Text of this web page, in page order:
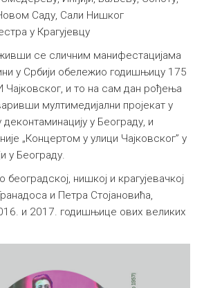
Саду, Сали Нишког
у Крагујевцу
се сличним манифестацијама
у Србији обележио годишњицу 175
Чајковског, и то на сам дан рођења
мултимедијални пројекат у
деконтаминацију у Београду, и
„Концертом у улици Чајковског” у
у Београду.
нишкој и крагујевачкој
и Петра Стојановића,
и 2017. годишњице ових великих